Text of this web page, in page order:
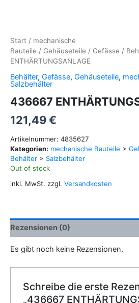
Start / mechanische
Bauteile / Gehäuseteile / Gefässe /
ENTHÄRTUNGSANLAGE
Behälter, Gefässe, Gehäuseteile,
Salzbehälter
436667
121,49€
Artikelnummer: 4835627
Kategorien: mechanische Bauteile >
Behälter > Salzbehälter
Out of stock
inkl. MwSt. zzgl. Versandkosten
Rezensionen (0)
Es gibt noch keine Rezensionen.
Schreibe die erste
„436667